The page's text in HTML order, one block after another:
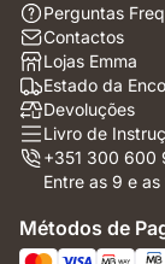
Perguntas
Contactos
Lojas Emma
Estado da
Devoluções
Livro de
+351 300 600
Entre as 9 e
Métodos de